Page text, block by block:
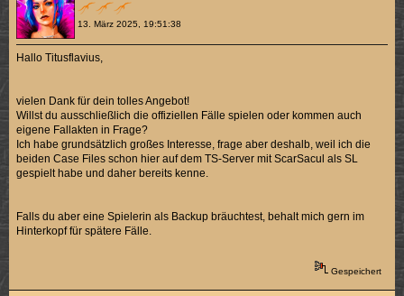
13. März 2025, 19:51:38
Hallo Titusflavius,
vielen Dank für dein tolles Angebot!
Willst du ausschließlich die offiziellen Fälle spielen oder kommen auch
eigene Fallakten in Frage?
Ich habe grundsätzlich großes Interesse, frage aber deshalb, weil ich die
beiden Case Files schon hier auf dem TS-Server mit ScarSacul als SL
gespielt habe und daher bereits kenne.
Falls du aber eine Spielerin als Backup bräuchtest, behalt mich gern im
Hinterkopf für spätere Fälle.
Gespeichert